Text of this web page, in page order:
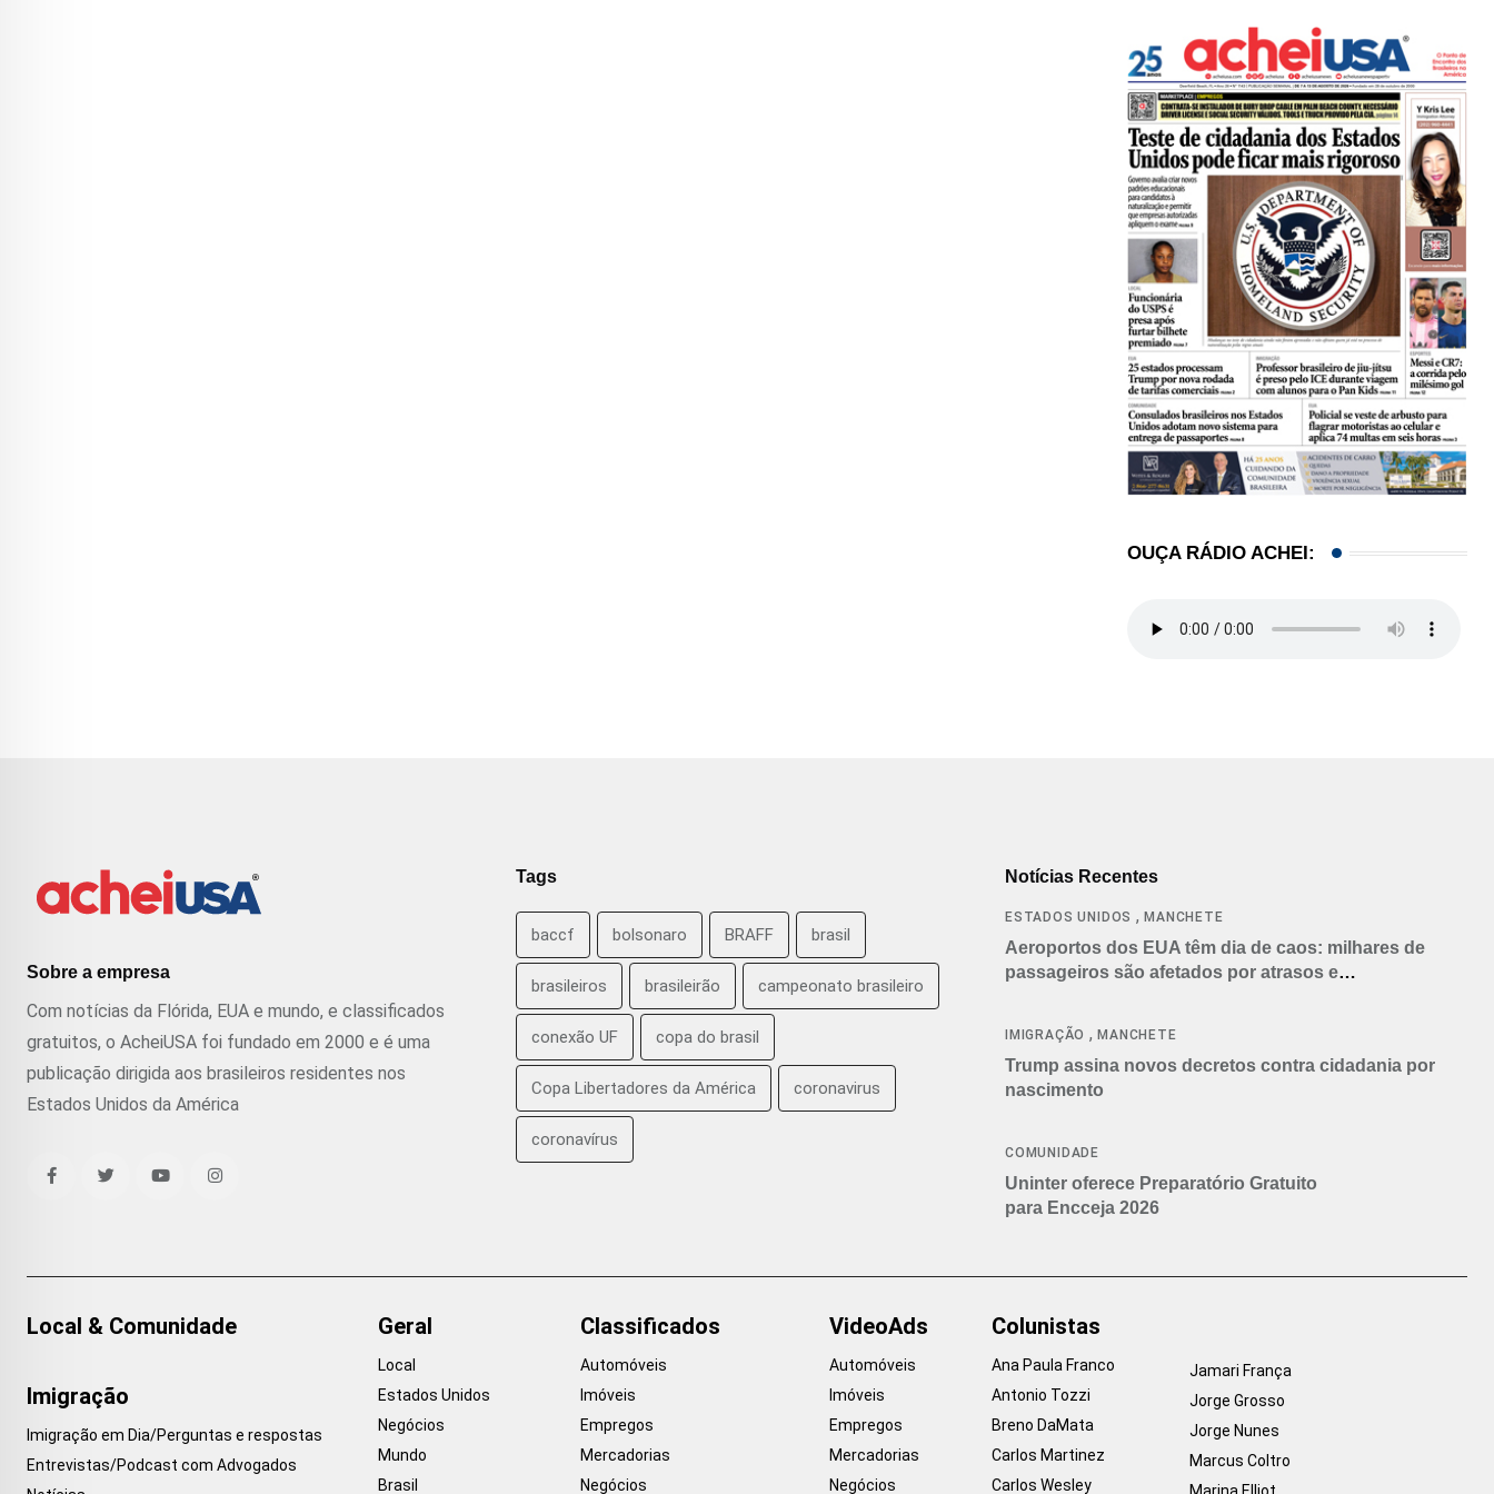
OUÇA RÁDIO ACHEI:
Sobre a empresa
Com notícias da Flórida, EUA e mundo, e classificados
gratuitos, o AcheiUSA foi fundado em 2000 e é uma
publicação dirigida aos brasileiros residentes nos
Estados Unidos da América
Tags
baccf bolsonaro BRAFF brasil
brasileiros brasileirão campeonato brasileiro
conexão UF copa do brasil
Copa Libertadores da América coronavirus
coronavírus
Notícias Recentes
ESTADOS UNIDOS ,MANCHETE
Aeroportos dos EUA têm dia de caos: milhares de
passageiros são afetados por atrasos e
IMIGRAÇÃO ,MANCHETE
Trump assina novos decretos contra cidadania por
nascimento
COMUNIDADE
Uninter oferece Preparatório Gratuito
para Encceja 2026
Local & Comunidade
Imigração
Imigração em Dia/Perguntas e respostas
Entrevistas/Podcast com Advogados
Geral
Local
Estados Unidos
Negócios
Mundo
Brasil
Classificados
Automóveis
Imóveis
Empregos
Mercadorias
Negócios
VideoAds
Automóveis
Imóveis
Empregos
Mercadorias
Negócios
Colunistas
Ana Paula Franco
Antonio Tozzi
Breno DaMata
Carlos Martinez
Carlos Wesley
Jamari França
Jorge Grosso
Jorge Nunes
Marcus Coltro